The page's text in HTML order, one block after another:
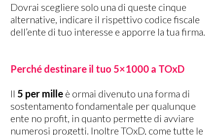
Dovrai scegliere solo una di queste cinque
alternative, indicare il rispettivo codice fiscale
dell’ente di tuo interesse e apporre la tua firma.
Perché destinare il tuo 5×1000 a TOxD
Il 5 per mille è ormai divenuto una forma di
sostentamento fondamentale per qualunque
ente no profit, in quanto permette di avviare
numerosi progetti. Inoltre TOxD, come tutte le